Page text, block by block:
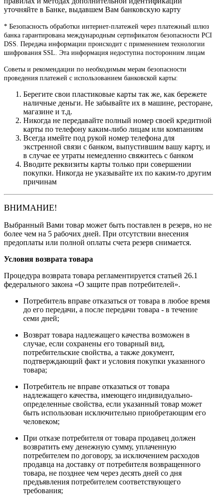
уточняйте в Банке, выдавшем Вам банковскую карту
* Безопасность обработки интернет-платежей через платежный шлюз
банка гарантирована международным сертификатом безопасности PCI
DSS. Передача информации происходит с применением технологии
шифрования SSL. Эта информация недоступна посторонним лицам
Советы и рекомендации по необходимым мерам безопасности
проведения платежей с использованием банковской карты:
Берегите свои пластиковые карты так же, как бережете
наличные деньги. Не забывайте их в машине, ресторане,
магазине и т.д.
Никогда не передавайте полный номер своей кредитной
карты по телефону каким-либо лицам или компаниям
Всегда имейте под рукой номер телефона для
экстренной связи с банком, выпустившим вашу карту, и
в случае ее утраты немедленно свяжитесь с банком
Вводите реквизиты карты только при совершении
покупки. Никогда не указывайте их по каким-то другим
причинам
ВНИМАНИЕ!
Выбранный Вами товар может быть поставлен в резерв, но не
более чем на 5 рабочих дней. При отсутствии внесения
предоплаты или полной оплаты счета резерв снимается.
Условия возврата товара
Процедура возврата товара регламентируется статьей 26.1
федерального закона «О защите прав потребителей».
Потребитель вправе отказаться от товара в любое время
до его передачи, а после передачи товара - в течение
семи дней;
Возврат товара надлежащего качества возможен в
случае, если сохранены его товарный вид,
потребительские свойства, а также документ,
подтверждающий факт и условия покупки указанного
товара;
Потребитель не вправе отказаться от товара
надлежащего качества, имеющего индивидуально-
определенные свойства, если указанный товар может
быть использован исключительно приобретающим его
человеком;
При отказе потребителя от товара продавец должен
возвратить ему денежную сумму, уплаченную
потребителем по договору, за исключением расходов
продавца на доставку от потребителя возвращенного
товара, не позднее чем через десять дней со дня
предъявления потребителем соответствующего
требования;